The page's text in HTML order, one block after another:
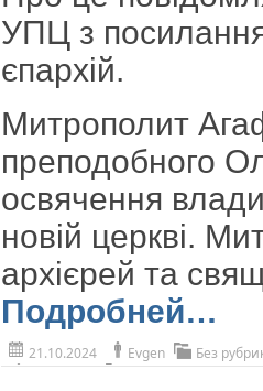
УПЦ з
єпархій.
Митрополит
преподобного
освячення
новій церкві.
архієрей та
Подробней…
21.10.2024 Evgen Без